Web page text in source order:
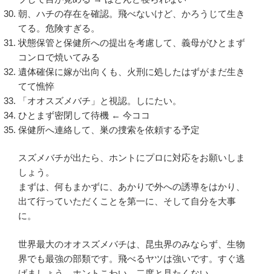
朝、ハチの存在を確認。飛べないけど、かろうじて生き
てる。危険すぎる。
状態保管と保健所への提出を考慮して、義母がひとまず
コンロで焼いてみる
遺体確保に嫁が出向くも、火刑に処したはずがまだ生き
てて憔悴
「オオスズメバチ」と視認。しにたい。
ひとまず密閉して待機 ← 今ココ
保健所へ連絡して、巣の捜索を依頼する予定
スズメバチが出たら、ホントにプロに対応をお願いしま
しょう。
まずは、何もまかずに、あかりで外への誘導をはかり、
出て行っていただくことを第一に、そして自分を大事
に。
世界最大のオオスズメバチは、昆虫界のみならず、生物
界でも最強の部類です。飛べるヤツは強いです。すぐ逃